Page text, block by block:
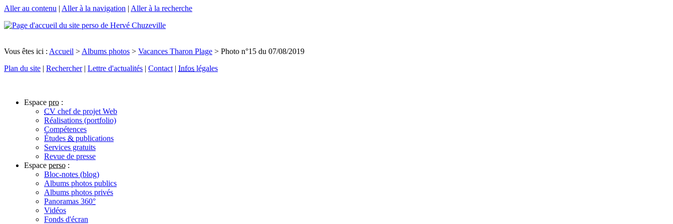
Aller au contenu | Aller à la navigation | Aller à la recherche
Vous êtes ici : Accueil > Albums photos > Vacances Tharon Plage > Photo n°15 du 07/08/2019
Plan du site | Rechercher| Lettre d'actualités | Contact | Infos légales
Espace pro :
CV chef de projet Web
Réalisations (portfolio)
Compétences
Études & publications
Services gratuits
Revue de presse
Espace perso :
Bloc-notes (blog)
Albums photos publics
Albums photos privés
Panoramas 360°
Vidéos
Fonds d'écran